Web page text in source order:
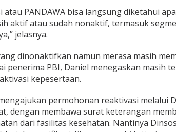
atau PANDAWA bisa langsung diketahui
aktif atau sudah nonaktif, termasuk
jelasnya.
dinonaktifkan namun merasa masih
penerima PBI, Daniel menegaskan masih
kepesertaan.
permohonan reaktivasi melalui
dengan membawa surat keterangan
dari fasilitas kesehatan. Nantinya